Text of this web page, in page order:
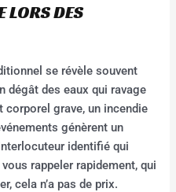
LORS DES
se révèle souvent
dégât des eaux qui ravage
corporel grave, un incendie
génèrent un
identifié qui
rappeler rapidement, qui
cela n’a pas de prix.